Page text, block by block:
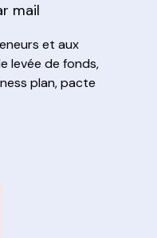
mail
et aux
levée de fonds,
plan, pacte